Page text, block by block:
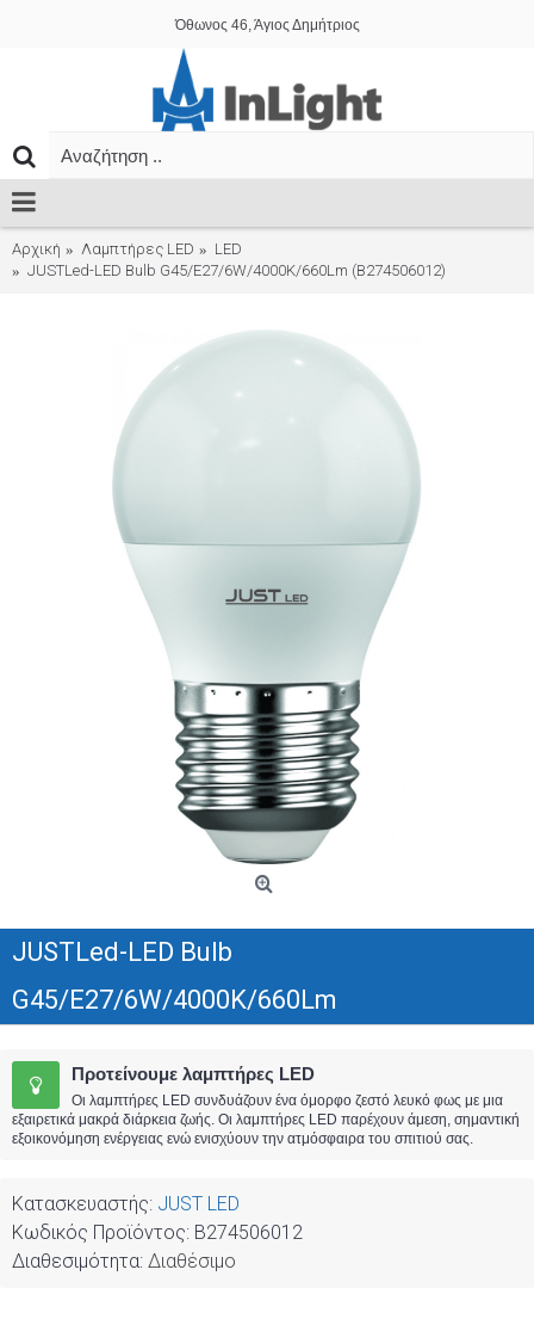
Όθωνος 46, Άγιος Δημήτριος
Αρχική Λαμπτήρες LED
LED
JUSTLed-LED Bulb G45/E27/6W/4000K/660Lm (B274506012)
JUSTLed-LED Bulb
G45/E27/6W/4000K/660Lm
Προτείνουμε λαμπτήρες LED
Οι λαμπτήρες LED συνδυάζουν ένα όμορφο ζεστό λευκό φως με μια
εξαιρετικά μακρά διάρκεια ζωής. Οι λαμπτήρες LED παρέχουν άμεση, σημαντική
εξοικονόμηση ενέργειας ενώ ενισχύουν την ατμόσφαιρα του σπιτιού σας.
Κατασκευαστής: JUST LED
Κωδικός Προϊόντος: B274506012
Διαθεσιμότητα: Διαθέσιμο